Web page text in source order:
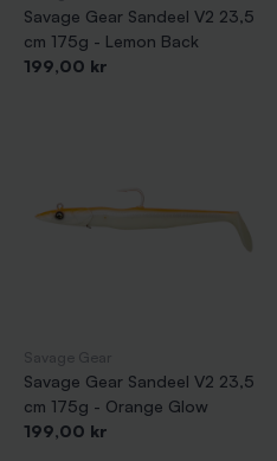
Savage Gear Sandeel V2 23,5
cm 175g - Lemon Back
Pris
199,00 kr
Savage Gear Sandeel V2 23,5
cm 175g - Orange Glow
Pris
199,00 kr